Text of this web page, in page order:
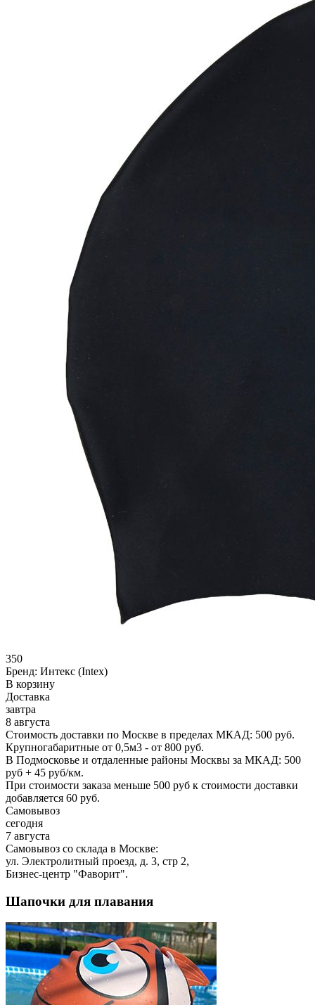
350
Бренд: Интекс (Intex)
В корзину
Доставка
завтра
8 августа
Стоимость доставки по Москве в пределах МКАД: 500 руб.
Крупногабаритные от 0,5м3 - от 800 руб.
В Подмосковье и отдаленные районы Москвы за МКАД: 500
руб + 45 руб/км.
При стоимости заказа меньше 500 руб к стоимости доставки
добавляется 60 руб.
Самовывоз
сегодня
7 августа
Самовывоз со склада в Москве:
ул. Электролитный проезд, д. 3, стр 2,
Бизнес-центр "Фаворит".
Шапочки для плавания